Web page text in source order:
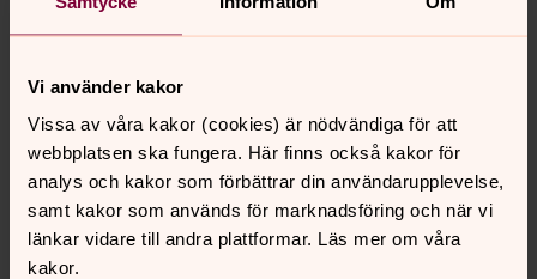
Vi använder kakor
Vissa av våra kakor (cookies) är nödvändiga för att
webbplatsen ska fungera. Här finns också kakor för
analys och kakor som förbättrar din användarupplevelse,
samt kakor som används för marknadsföring och när vi
länkar vidare till andra plattformar. Läs mer om våra
kakor.
Synpunkter eller frågor på sidans
innehåll?
uppvidinge.pastorat@svenskakyrkan.se
Dela